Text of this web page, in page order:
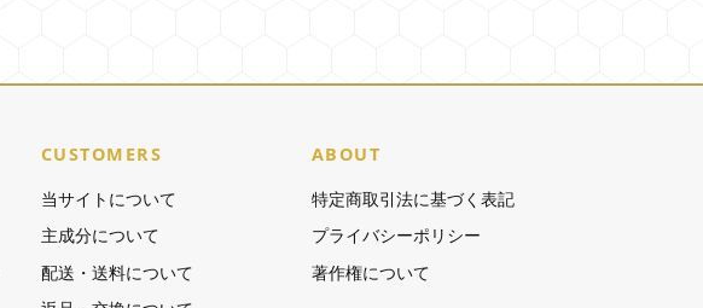
CUSTOMERS
当サイトについて
主成分について
配送・送料について
ABOUT
特定商取引法に基づく表記
プライバシーポリシー
著作権について